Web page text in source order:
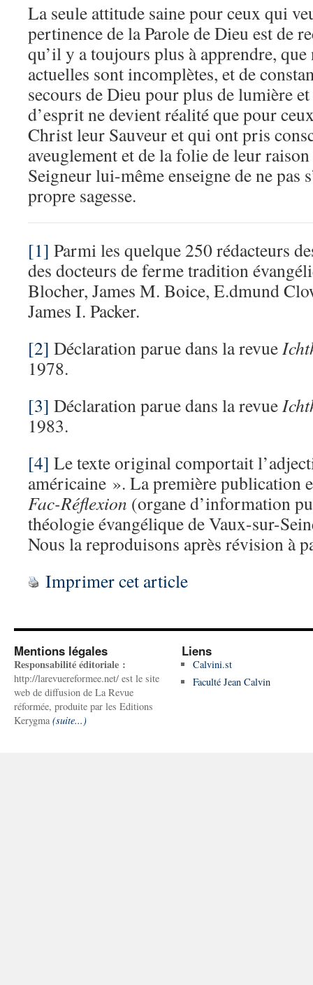
La seule attitude saine pour ceux qui
pertinence de la Parole de Dieu est de
qu’il y a toujours plus à apprendre, que
actuelles sont incomplètes, et de
secours de Dieu pour plus de lumière et
d’esprit ne devient réalité que pour
Christ leur Sauveur et qui ont pris
aveuglement et de la folie de leur
Seigneur lui-même enseigne de ne pas
propre sagesse.
[1] Parmi les quelque 250 rédacteurs
des docteurs de ferme tradition
Blocher, James M. Boice, E.dmund
James I. Packer.
[2] Déclaration parue dans la revue
1978.
[3] Déclaration parue dans la revue
1983.
[4] Le texte original comportait
américaine ». La première publication
Fac-Réflexion (organe d’information
théologie évangélique de Vaux-sur-
Nous la reproduisons après révision à
Imprimer cet article
Mentions légales
Responsabilité éditoriale :
http://larevuereformee.net/ est le site
web de diffusion de La Revue
réformée, produite par les Editions
Kerygma (suite...)
Liens
Calvini.st
Faculté Jean Calvin